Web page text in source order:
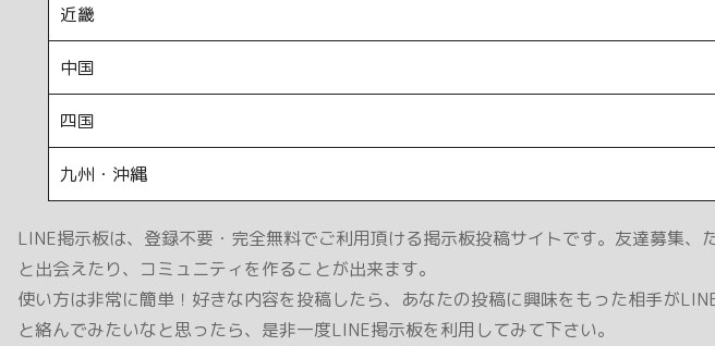
近畿
中国
四国
九州・沖縄
LINE掲示板は、登録不要・完全無料でご利用頂ける掲示板投稿サイトです。友達募集
と出会えたり、コミュニティを作ることが出来ます。
使い方は非常に簡単！好きな内容を投稿したら、あなたの投稿に興味をもった相手が
と絡んでみたいなと思ったら、是非一度LINE掲示板を利用してみて下さい。